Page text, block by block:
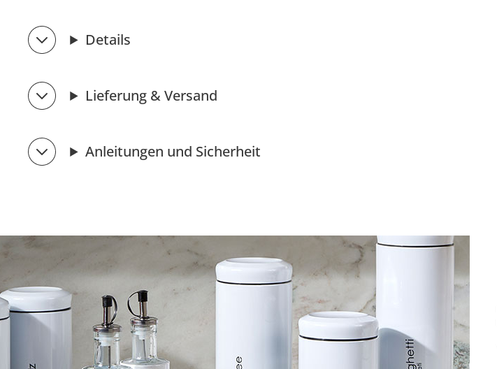
Details
Lieferung & Versand
Anleitungen und Sicherheit